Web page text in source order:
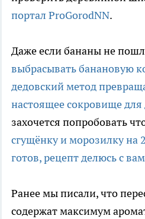
портал ProGorodNN.
Даже если бананы не
выбрасывать банановую
дедовский метод
настоящее сокровище
захочется попробовать
сгущёнку и морозилку на
готов, рецепт делюсь с
Ранее мы писали, что
содержат максимум